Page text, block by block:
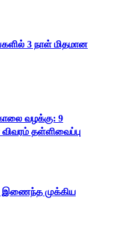
3 நாள் மிதமான
வழக்கு: 9
தள்ளிவைப்பு
இணைந்த முக்கிய